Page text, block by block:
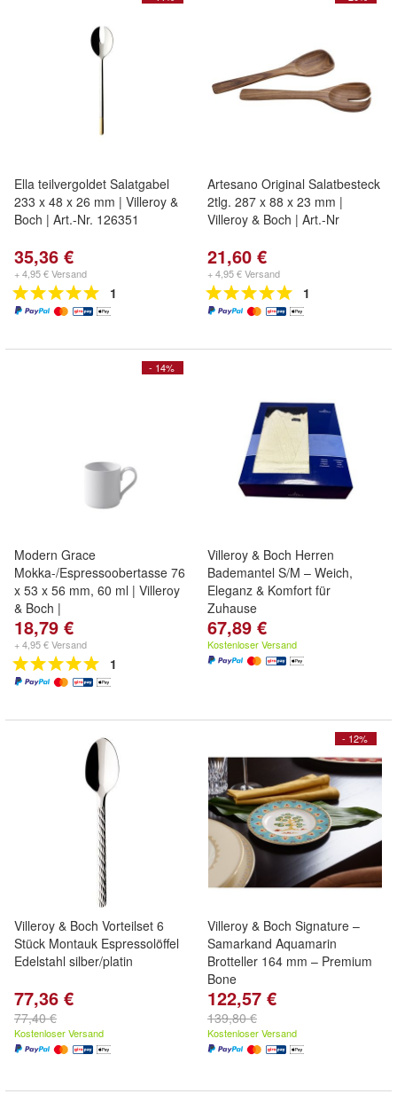
Ella teilvergoldet Salatgabel
233 x 48 x 26 mm | Villeroy &
Boch | Art.-Nr. 126351
35,36 €
+ 4,95 € Versand
1
Artesano Original Salatbesteck
2tlg. 287 x 88 x 23 mm |
Villeroy & Boch | Art.-Nr
21,60 €
+ 4,95 € Versand
1
- 14%
Modern Grace
Mokka-/Espressoobertasse 76
x 53 x 56 mm, 60 ml | Villeroy
& Boch |
18,79 €
+ 4,95 € Versand
1
Villeroy & Boch Herren
Bademantel S/M – Weich,
Eleganz & Komfort für
Zuhause
67,89 €
Kostenloser Versand
Villeroy & Boch Vorteilset 6
Stück Montauk Espressolöffel
Edelstahl silber/platin
77,36 €
77,40 €
Kostenloser Versand
- 12%
Villeroy & Boch Signature –
Samarkand Aquamarin
Brotteller 164 mm – Premium
Bone
122,57 €
139,80 €
Kostenloser Versand